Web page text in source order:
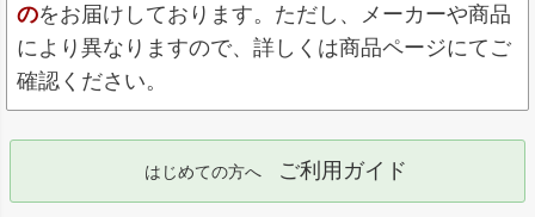
のをお届けしております。ただし、メーカーや商品
により異なりますので、詳しくは商品ページにてご
確認ください。
はじめての方へ ご利用ガイド